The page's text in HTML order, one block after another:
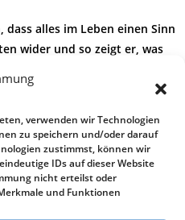
verwenden wir Technologien
zu speichern und/oder darauf
zustimmst, können wir
IDs auf dieser Website
nicht erteilst oder
und Funktionen
alles im Leben einen Sinn
wider und so zeigt er, was